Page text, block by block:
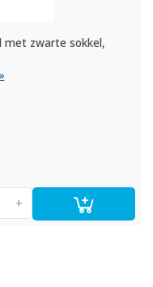
met zwarte sokkel,
+